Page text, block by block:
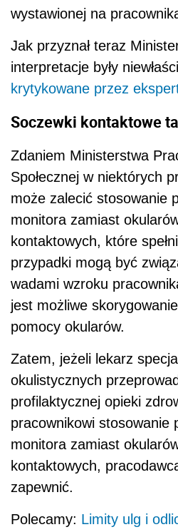
wystawionej na
Jak przyznał teraz
interpretacje były
krytykowane przez
Soczewki kontaktowe
Zdaniem Ministerstwa
Społecznej w niektórych
może zalecić stosowanie
monitora zamiast
kontaktowych, które
przypadki mogą być
wadami wzroku
jest możliwe
pomocy okularów.
Zatem, jeżeli lekarz
okulistycznych
profilaktycznej opieki
pracownikowi stosowanie
monitora zamiast
kontaktowych,
zapewnić.
Polecamy: Limity ulg i